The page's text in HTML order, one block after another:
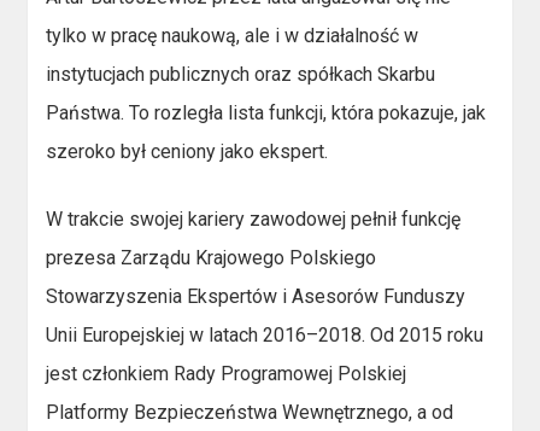
tylko w pracę naukową, ale i w działalność w
instytucjach publicznych oraz spółkach Skarbu
Państwa. To rozległa lista funkcji, która pokazuje, jak
szeroko był ceniony jako ekspert.
W trakcie swojej kariery zawodowej pełnił funkcję
prezesa Zarządu Krajowego Polskiego
Stowarzyszenia Ekspertów i Asesorów Funduszy
Unii Europejskiej w latach 2016–2018. Od 2015 roku
jest członkiem Rady Programowej Polskiej
Platformy Bezpieczeństwa Wewnętrznego, a od